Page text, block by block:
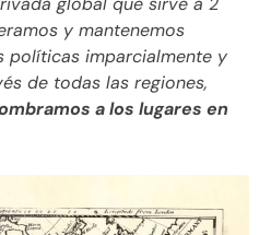
y mantenemos
políticas imparcialmente y
de todas las regiones,
a los lugares en